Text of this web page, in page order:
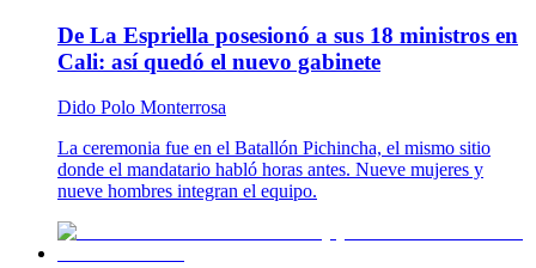
De La Espriella posesionó a sus 18 ministros en
Cali: así quedó el nuevo gabinete
Dido Polo Monterrosa
La ceremonia fue en el Batallón Pichincha, el mismo sitio
donde el mandatario habló horas antes. Nueve mujeres y
nueve hombres integran el equipo.